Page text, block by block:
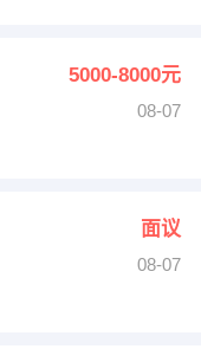
5000-8000元
08-07
面议
08-07